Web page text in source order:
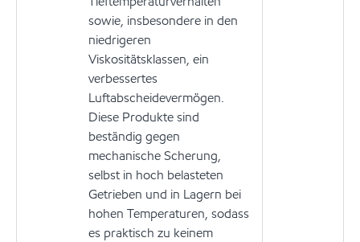
sowie, insbesondere in den
niedrigeren
Viskositätsklassen, ein
verbessertes
Luftabscheidevermögen.
Diese Produkte sind
beständig gegen
mechanische Scherung,
selbst in hoch belasteten
Getrieben und in Lagern bei
hohen Temperaturen, sodass
es praktisch zu keinem